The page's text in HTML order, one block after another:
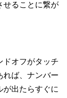
せることに繋が
ドオフがタッチ
れば、ナンバー
が出たらすぐに